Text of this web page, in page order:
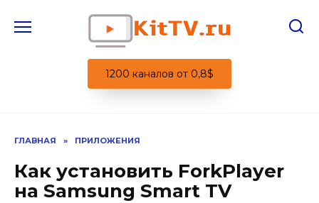
1200 каналов от 0,8$
ГЛАВНАЯ » ПРИЛОЖЕНИЯ
Как установить ForkPlayer
на Samsung Smart TV